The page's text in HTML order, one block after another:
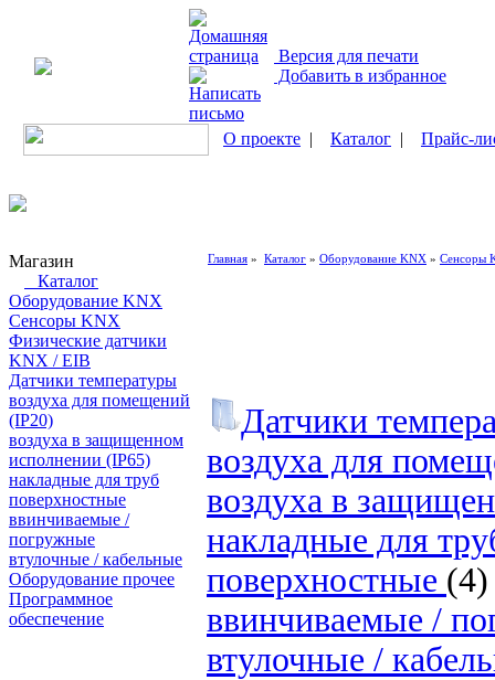
Версия для печати
Добавить в избранное
О проекте | Каталог | Прайс-
Магазин
Каталог
Оборудование KNX
Сенсоры KNX
Физические датчики
KNX / EIB
Датчики температуры
воздуха для помещений
(IP20)
воздуха в защищенном
исполнении (IP65)
накладные для труб
поверхностные
ввинчиваемые /
погружные
втулочные / кабельные
Оборудование прочее
Программное
обеспечение
Главная » Каталог » Оборудование KNX » Сенсоры
Датчики
воздуха для
воздуха в
накладные для
поверхностные (4)
ввинчиваемые /
втулочные /